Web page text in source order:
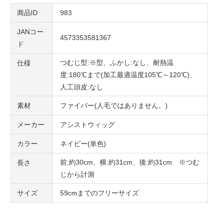
商品ID 983
JANコー
ド
4573353581367
仕様
つむじ型:※型、ふかし:なし、耐熱温
度:180℃まで(加工最適温度105℃～120℃)、
人工頭皮:なし
素材 ファイバー(人毛ではありません。)
メーカー アシストウィッグ
カラー ネイビー(単色)
長さ
前:約30cm、横:約31cm、後:約31cm ※つむ
じから計測
サイズ 59cmまでのフリーサイズ